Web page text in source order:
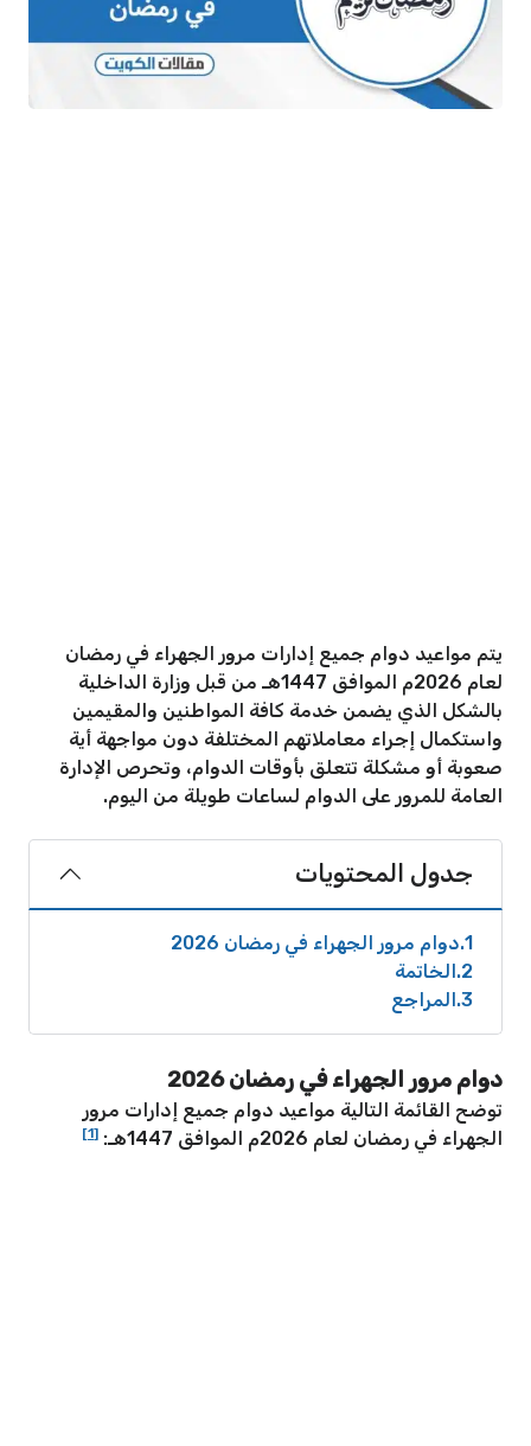
يتم مواعيد دوام جميع إدارات مرور الجهراء في رمضان
لعام 2026م الموافق 1447هـ من قبل وزارة الداخلية
بالشكل الذي يضمن خدمة كافة المواطنين والمقيمين
واستكمال إجراء معاملاتهم المختلفة دون مواجهة أية
صعوبة أو مشكلة تتعلق بأوقات الدوام، وتحرص الإدارة
العامة للمرور على الدوام لساعات طويلة من اليوم.
جدول المحتويات
1 دوام مرور الجهراء في رمضان 2026
2 الخاتمة
3 المراجع
دوام مرور الجهراء في رمضان 2026
توضح القائمة التالية مواعيد دوام جميع إدارات مرور
الجهراء في رمضان لعام 2026م الموافق 1447هـ:
[1]